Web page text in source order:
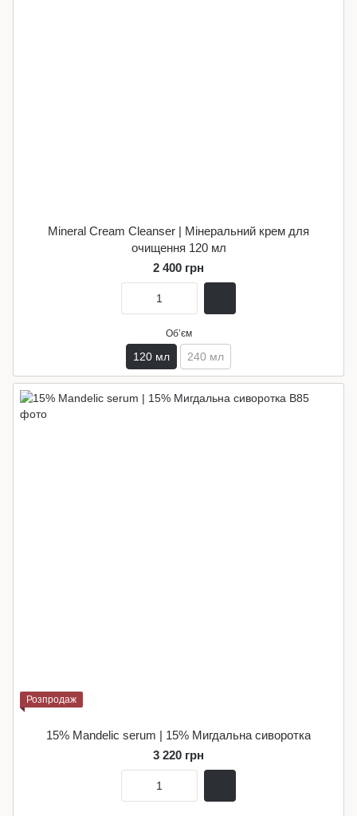
Mineral Cream Cleanser | Мінеральний крем для
очищення 120 мл
2 400 грн
Обʼєм
120 мл 240 мл
Розпродаж
15% Mandelic serum | 15% Мигдальна сиворотка
3 220 грн